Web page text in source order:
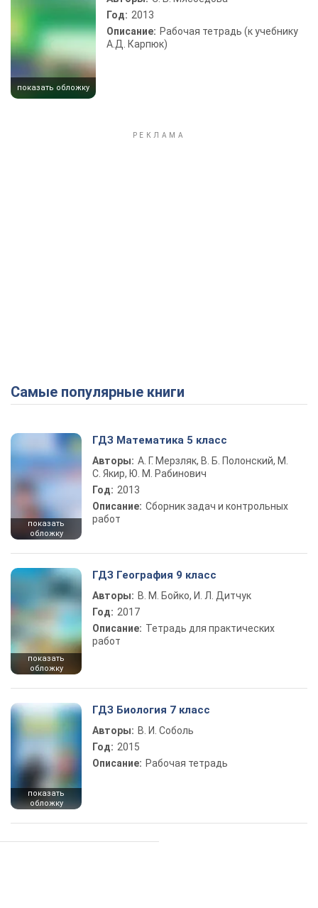
показать обложку
Год: 2013
Описание: Рабочая тетрадь (к учебнику
А.Д. Карпюк)
Самые популярные книги
показать
обложку
ГДЗ Математика 5 класс
Авторы: А. Г. Мерзляк, В. Б. Полонский, М.
С. Якир, Ю. М. Рабинович
Год: 2013
Описание: Сборник задач и контрольных
работ
показать
обложку
ГДЗ География 9 класс
Авторы: В. М. Бойко, И. Л. Дитчук
Год: 2017
Описание: Тетрадь для практических
работ
показать
обложку
ГДЗ Биология 7 класс
Авторы: В. И. Соболь
Год: 2015
Описание: Рабочая тетрадь